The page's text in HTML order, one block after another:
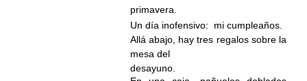
primavera.
Un día inofensivo:
mi cumpleaños.
Allá abajo, hay tres regalos sobre la
mesa del
desayuno.